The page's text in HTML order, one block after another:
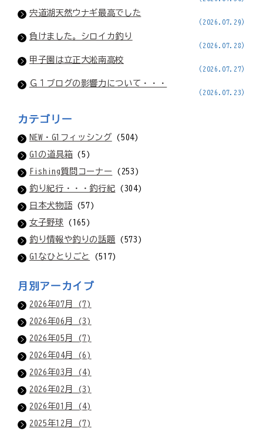
宍道湖天然ウナギ最高でした
(2026.07.29)
負けました。シロイカ釣り
(2026.07.28)
甲子園は立正大淞南高校
(2026.07.27)
Ｇ１ブログの影響力について・・・
(2026.07.23)
カテゴリー
NEW・G1フィッシング(504)
G1の道具箱(5)
Fishing質問コーナー (253)
釣り紀行・・・釣行紀 (304)
日本犬物語(57)
女子野球 (165)
釣り情報や釣りの話題 (573)
G1なひとりごと
(517)
月別アーカイブ
2026年07月 (7)
2026年06月 (3)
2026年05月 (7)
2026年04月 (6)
2026年03月 (4)
2026年02月 (3)
2026年01月 (4)
2025年12月 (7)